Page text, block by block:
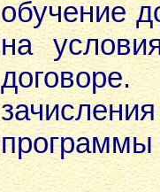
обучение
на
программы